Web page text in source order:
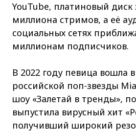
YouTube, платиновый диск
миллиона стримов, а её
социальных сетях
миллионам подписчиков.
В 2022 году певица вошла
российской поп-звезды
шоу «Залетай в тренды»,
выпустила вирусный хит
получивший широкий